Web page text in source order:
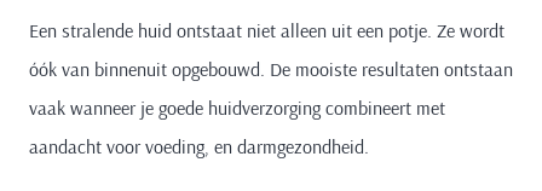
Een stralende huid ontstaat niet alleen uit een potje. Ze wordt
óók van binnenuit opgebouwd. De mooiste resultaten ontstaan
vaak wanneer je goede huidverzorging combineert met
aandacht voor voeding, en darmgezondheid.